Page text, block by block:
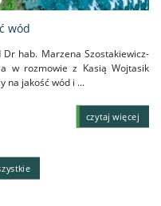
wód
hab. Marzena Szostakiewicz-
w rozmowie z Kasią Wojtasik
na jakość wód i ...
czytaj więcej